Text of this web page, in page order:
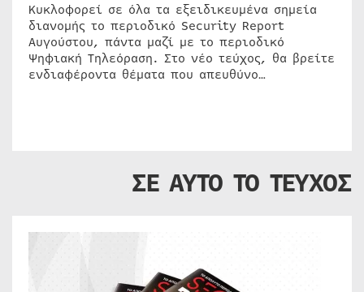
Κυκλοφορεί σε όλα τα εξειδικευμένα σημεία
διανομής το περιοδικό Security Report
Αυγούστου, πάντα μαζί με το περιοδικό
Ψηφιακή Τηλεόραση. Στο νέο τεύχος, θα βρείτε
ενδιαφέροντα θέματα που απευθύνο…
ΣΕ ΑΥΤΟ ΤΟ ΤΕΥΧΟΣ